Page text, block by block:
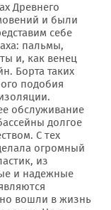
Древнего
и были
себе
пальмы,
и, как венец
Борта таких
подобия
обслуживание
долгое
С тех
огромный
из
и надежные
вошли в жизнь